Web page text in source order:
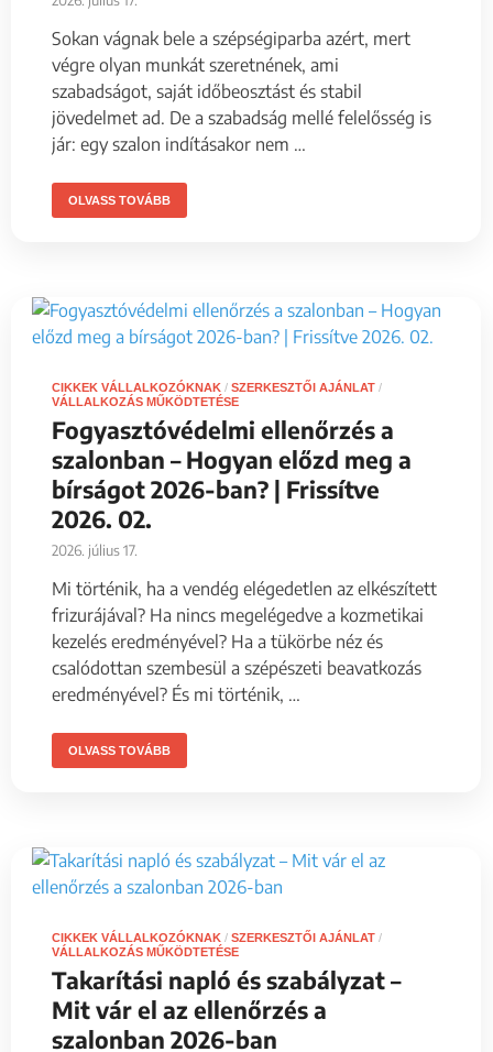
Sokan vágnak bele a szépségiparba azért, mert
végre olyan munkát szeretnének, ami
szabadságot, saját időbeosztást és stabil
jövedelmet ad. De a szabadság mellé felelősség is
jár: egy szalon indításakor nem …
OLVASS TOVÁBB
CIKKEK VÁLLALKOZÓKNAK / SZERKESZTŐI AJÁNLAT /
VÁLLALKOZÁS MŰKÖDTETÉSE
Fogyasztóvédelmi ellenőrzés a
szalonban – Hogyan előzd meg a
bírságot 2026-ban? | Frissítve
2026. 02.
2026. július 17.
Mi történik, ha a vendég elégedetlen az elkészített
frizurájával? Ha nincs megelégedve a kozmetikai
kezelés eredményével? Ha a tükörbe néz és
csalódottan szembesül a szépészeti beavatkozás
eredményével? És mi történik, …
OLVASS TOVÁBB
CIKKEK VÁLLALKOZÓKNAK / SZERKESZTŐI AJÁNLAT /
VÁLLALKOZÁS MŰKÖDTETÉSE
Takarítási napló és szabályzat –
Mit vár el az ellenőrzés a
szalonban 2026-ban